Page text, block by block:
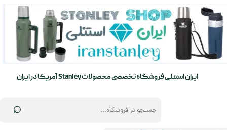
⌕
ایران استنلی فروشگاه تخصصی محصولات Stanley آمریکا در ایران
حساب کاربری من
تغییر گذر واژه